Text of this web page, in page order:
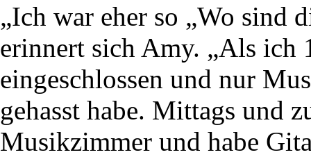
„Ich war eher so „Wo sind
erinnert sich Amy. „Als ich
eingeschlossen und nur
gehasst habe. Mittags und
Musikzimmer und habe